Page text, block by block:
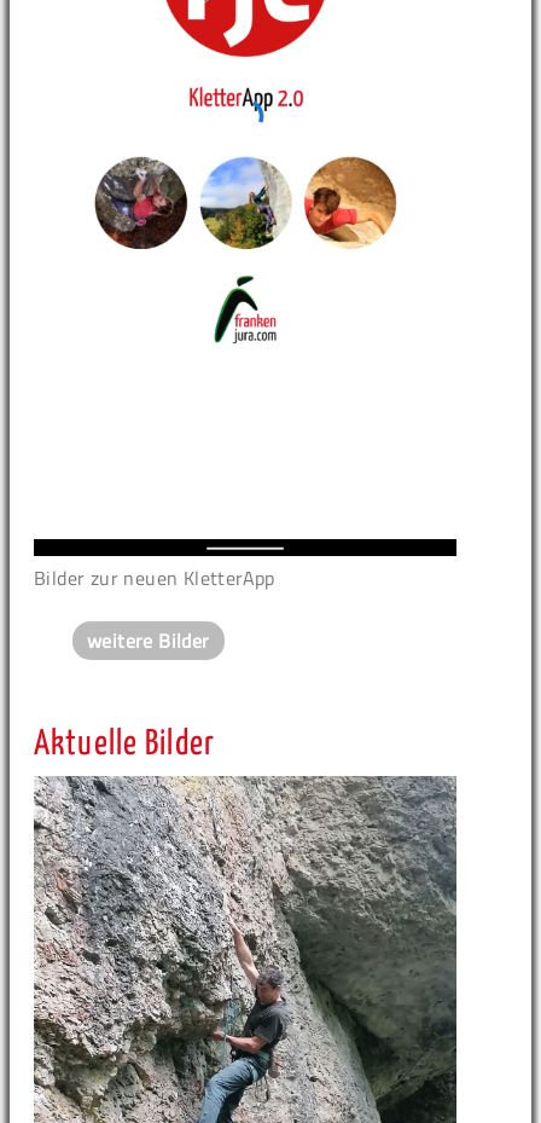
Bilder zur neuen KletterApp
weitere Bilder
Aktuelle Bilder